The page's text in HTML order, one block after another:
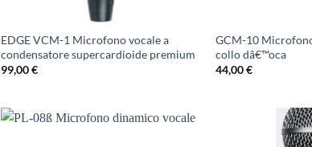
EDGE VCM-1 Microfono vocale a
condensatore supercardioide premium
99,00€
GCM-10
collo dâ€™oca
44,00€